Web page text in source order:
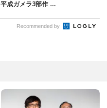
平成ガメラ3部作 ...
Recommended by